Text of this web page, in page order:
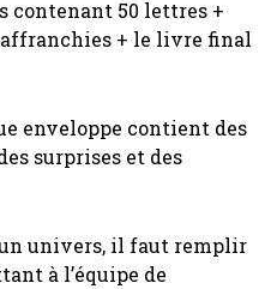
contenant 50 lettres +
affranchies + le livre final
enveloppe contient des
surprises et des
univers, il faut remplir
à l’équipe de